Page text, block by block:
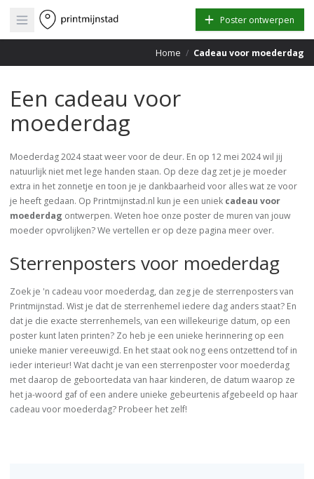
Open main menu Poster ontwerpen
Home / Cadeau voor moederdag
Een cadeau voor
moederdag
Moederdag 2024 staat weer voor de deur. En op 12 mei 2024 wil jij
natuurlijk niet met lege handen staan. Op deze dag zet je je moeder
extra in het zonnetje en toon je je dankbaarheid voor alles wat ze voor
je heeft gedaan. Op Printmijnstad.nl kun je een uniek cadeau voor
moederdag ontwerpen. Weten hoe onze poster de muren van jouw
moeder opvrolijken? We vertellen er op deze pagina meer over.
Sterrenposters voor moederdag
Zoek je 'n cadeau voor moederdag, dan zeg je de sterrenposters van
Printmijnstad. Wist je dat de sterrenhemel iedere dag anders staat? En
dat je die exacte sterrenhemels, van een willekeurige datum, op een
poster kunt laten printen? Zo heb je een unieke herinnering op een
unieke manier vereeuwigd. En het staat ook nog eens ontzettend tof in
ieder interieur! Wat dacht je van een sterrenposter voor moederdag
met daarop de geboortedata van haar kinderen, de datum waarop ze
het ja-woord gaf of een andere unieke gebeurtenis afgebeeld op haar
cadeau voor moederdag? Probeer het zelf!